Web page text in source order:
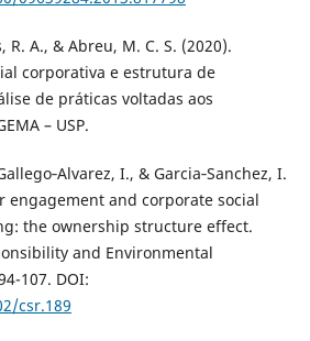
R. A., & Abreu, M. C. S. (2020).
corporativa e estrutura de
de práticas voltadas aos
– USP.
I., & Garcia‐Sanchez, I.
engagement and corporate social
the ownership structure effect.
and Environmental
107. DOI:
csr.189